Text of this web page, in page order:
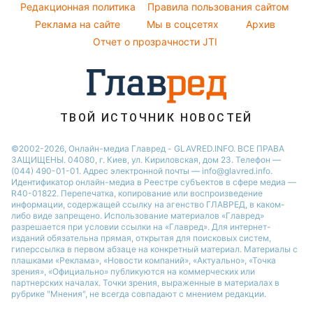
Потап
София Ротару
Новости Ровно
Новости Тернополя
Новости Житомира
Новости Одессы
Женские стрижки
Народные приметы
Все о шоу-бизнесе
Редакционная политика
Правила пользования сайтом
Реклама на сайте
Мы в соцсетях
Архив
Отчет о прозрачности JTI
ТВОЙ ИСТОЧНИК НОВОСТЕЙ
©2002-2026, Онлайн-медиа Главред - GLAVRED.INFO. ВСЕ ПРАВА
ЗАЩИЩЕНЫ. 04080, г. Киев, ул. Кириловская, дом 23. Телефон —
(044) 490-01-01. Адрес электронной почты — info@glavred.info.
Идентификатор онлайн-медиа в Реестре cубъектов в сфере медиа —
R40-01822. Перепечатка, копирование или воспроизведение
информации, содержащей ссылку на агенство ГЛАВРЕД, в каком-
либо виде запрещено. Использование материалов «Главред»
разрешается при условии ссылки на «Главред». Для интернет-
изданий обязательна прямая, открытая для поисковых систем,
гиперссылка в первом абзаце на конкретный материал. Материалы с
плашками «Реклама», «Новости компаний», «Актуально», «Точка
зрения», «Официально» публикуются на коммерческих или
партнерских началах. Точки зрения, выраженные в материалах в
рубрике "Мнения", не всегда совпадают с мнением редакции.